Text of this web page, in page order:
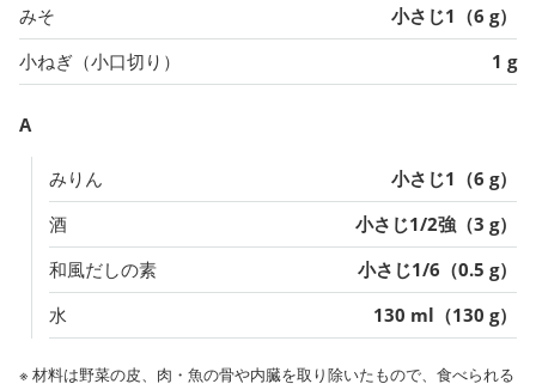
みそ
小さじ1（6 g）
小ねぎ（小口切り）
1 g
A
みりん
小さじ1（6 g）
酒
小さじ1/2強（3 g）
和風だしの素
小さじ1/6（0.5 g）
水
130 ml（130 g）
※ 材料は野菜の皮、肉・魚の骨や内臓を取り除いたもので、食べられる